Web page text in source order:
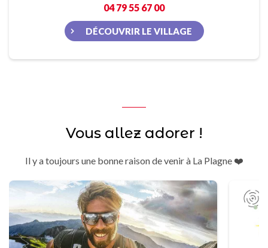
04 79 55 67 00
DÉCOUVRIR LE VILLAGE
Vous allez adorer !
Il y a toujours une bonne raison de venir à La Plagne ❤️